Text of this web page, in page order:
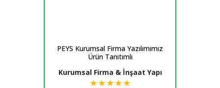
PEYS Kurumsal Firma Yazılımımız
Ürün Tanıtımlı
Kurumsal Firma & İnşaat Yapı
★ ★ ★ ★ ★